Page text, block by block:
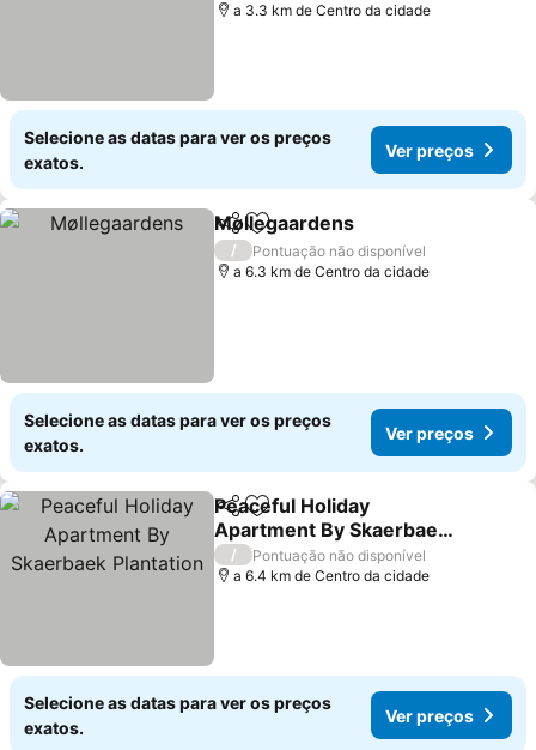
a 3.3 km de Centro da cidade
Selecione as datas para ver os preços
exatos.
Ver preços
PartilharAdicionar aos favoritos
Møllegaardens
/
Pontuação não disponível
a 6.3 km de Centro da cidade
Selecione as datas para ver os preços
exatos.
Ver preços
PartilharAdicionar aos favoritos
Peaceful Holiday
Apartment By Skaerbaek
Plantation
/
Pontuação não disponível
a 6.4 km de Centro da cidade
Selecione as datas para ver os preços
exatos.
Ver preços